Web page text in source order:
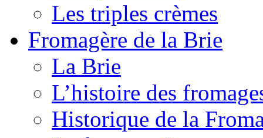
Les triples crèmes
Fromagère de la Brie
La Brie
L’histoire des
Historique de la